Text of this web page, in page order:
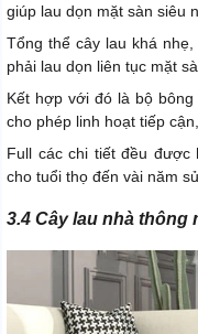
giúp lau dọn mặt sàn siêu
Tổng thể cây lau khá
phải lau dọn liên tục mặt
Kết hợp với đó là bộ
cho phép linh hoạt tiếp
Full các chi tiết đều được
cho tuổi thọ đến vài năm
3.4 Cây lau nhà thông